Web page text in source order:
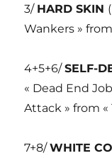
3/ HARD SKIN
Wankers »
4+5+6/SELF-
« Dead End
Attack » from «
7+8/WHITE